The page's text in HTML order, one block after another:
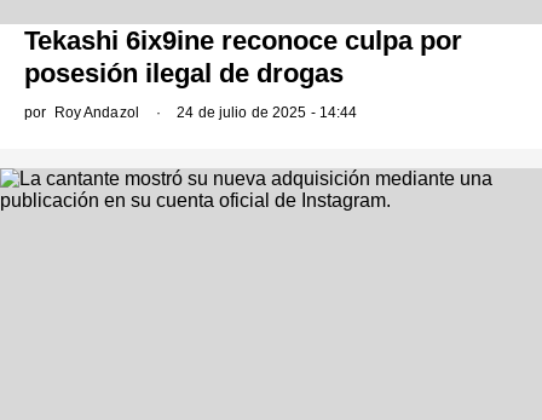
Tekashi 6ix9ine reconoce culpa por
posesión ilegal de drogas
por Roy Andazol 24 de julio de 2025 - 14:44